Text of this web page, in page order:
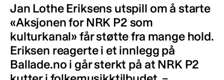
Jan Lothe Eriksens utspill om å starte
«Aksjonen for NRK P2 som
kulturkanal» får støtte fra mange hold.
Eriksen reagerte i et innlegg på
Ballade.no i går sterkt på at NRK P2